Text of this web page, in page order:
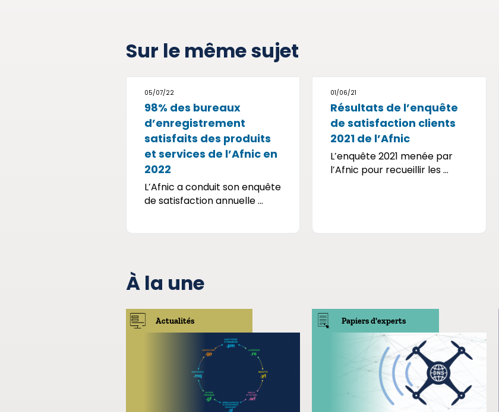
Sur le même sujet
05/07/22
98% des bureaux
d’enregistrement
satisfaits des produits
et services de l’Afnic en
2022
L’Afnic a conduit son enquête
de satisfaction annuelle ...
01/06/21
Résultats de l’enquête
de satisfaction clients
2021 de l’Afnic
L’enquête 2021 menée par
l’Afnic pour recueillir les ...
À la une
Actualités Papiers d'experts